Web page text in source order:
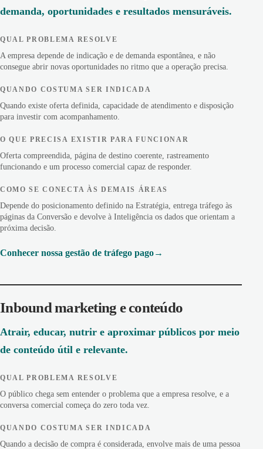
demanda, oportunidades e resultados mensuráveis.
QUAL PROBLEMA RESOLVE
A empresa depende de indicação e de demanda espontânea, e não
consegue abrir novas oportunidades no ritmo que a operação precisa.
QUANDO COSTUMA SER INDICADA
Quando existe oferta definida, capacidade de atendimento e disposição
para investir com acompanhamento.
O QUE PRECISA EXISTIR PARA FUNCIONAR
Oferta compreendida, página de destino coerente, rastreamento
funcionando e um processo comercial capaz de responder.
COMO SE CONECTA ÀS DEMAIS ÁREAS
Depende do posicionamento definido na Estratégia, entrega tráfego às
páginas da Conversão e devolve à Inteligência os dados que orientam a
próxima decisão.
Conhecer nossa gestão de tráfego pago
Inbound marketing e conteúdo
Atrair, educar, nutrir e aproximar públicos por meio
de conteúdo útil e relevante.
QUAL PROBLEMA RESOLVE
O público chega sem entender o problema que a empresa resolve, e a
conversa comercial começa do zero toda vez.
QUANDO COSTUMA SER INDICADA
Quando a decisão de compra é considerada, envolve mais de uma pessoa